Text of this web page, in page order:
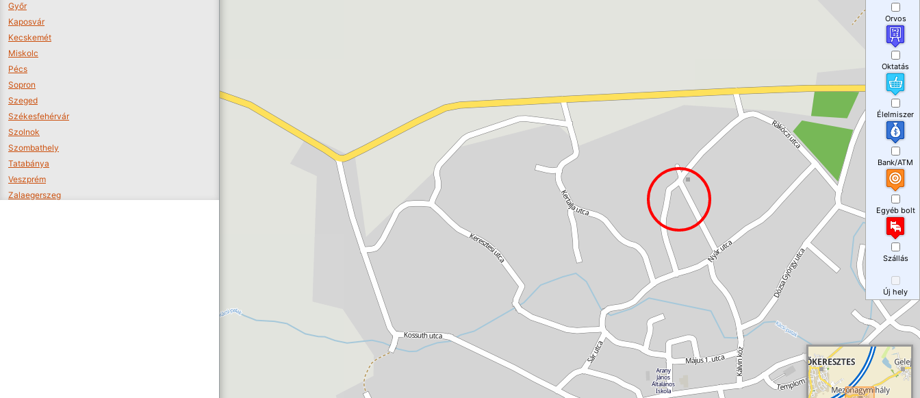
Győr
Kaposvár
Kecskemét
Miskolc
Pécs
Sopron
Szeged
Székesfehérvár
Szolnok
Szombathely
Tatabánya
Veszprém
Zalaegerszeg
Orvos
Oktatás
Élelmiszer
Bank/ATM
Egyéb bolt
Szállás
Új hely